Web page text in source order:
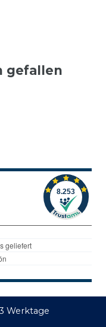
gefallen
Werktage